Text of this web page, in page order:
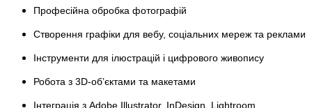
Професійна обробка фотографій
Створення графіки для вебу, соціальних мереж та реклами
Інструменти для ілюстрацій і цифрового живопису
Робота з 3D-об’єктами та макетами
Інтеграція з Adobe Illustrator, InDesign, Lightroom